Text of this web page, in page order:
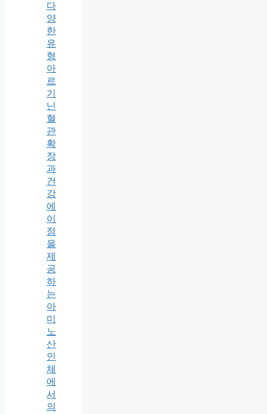
다
양
한
유
형
아
르
기
닌
혈
관
확
장
과
건
강
에
이
점
을
제
공
하
는
아
미
노
산
인
체
에
서
의